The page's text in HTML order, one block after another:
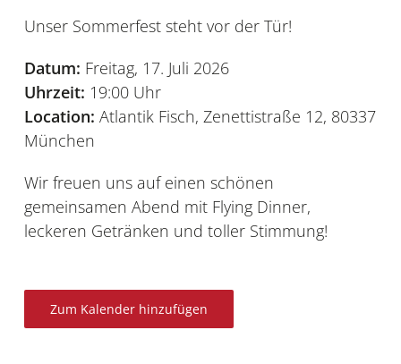
Unser Sommerfest steht vor der Tür!
Datum: Freitag, 17. Juli 2026
Uhrzeit: 19:00 Uhr
Location: Atlantik Fisch, Zenettistraße 12, 80337
München
Wir freuen uns auf einen schönen
gemeinsamen Abend mit Flying Dinner,
leckeren Getränken und toller Stimmung!
Zum Kalender hinzufügen